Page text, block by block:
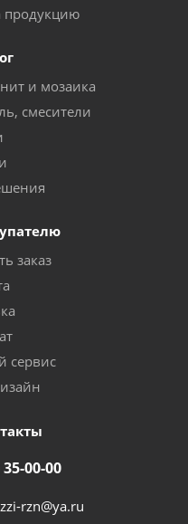
продукцию
и мозаика
смесители
заказ
сервис
00-00
rzn@ya.ru